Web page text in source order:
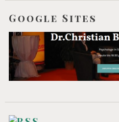
E
S
L
U
Google Sites